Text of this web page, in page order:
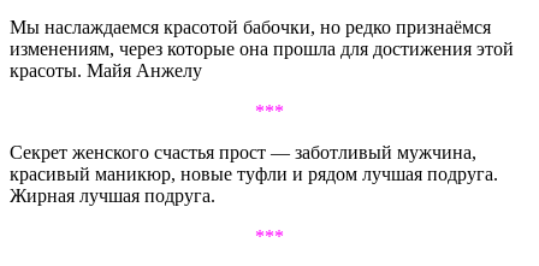
Мы наслаждаемся красотой бабочки, но редко признаёмся
изменениям, через которые она прошла для достижения этой
красоты. Майя Анжелу
***
Секрет женского счастья прост — заботливый мужчина,
красивый маникюр, новые туфли и рядом лучшая подруга.
Жирная лучшая подруга.
***